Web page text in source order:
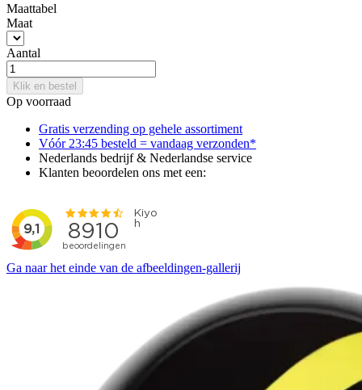
Maattabel
Maat
Aantal
Klik en bestel
Op voorraad
Gratis verzending op gehele assortiment
Vóór 23:45 besteld = vandaag verzonden*
Nederlands bedrijf & Nederlandse service
Klanten beoordelen ons met een:
Ga naar het einde van de afbeeldingen-gallerij